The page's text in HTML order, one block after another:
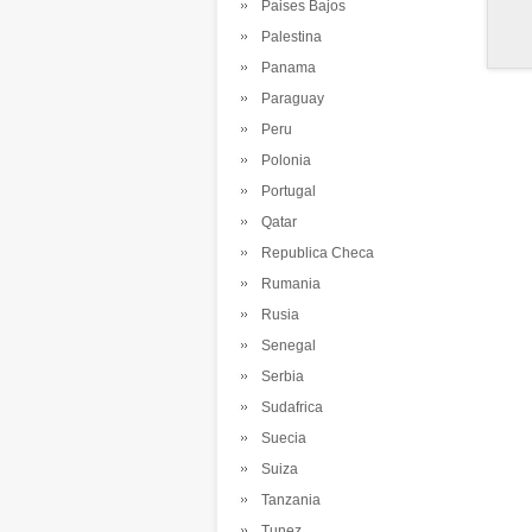
Paises Bajos
Palestina
Panama
Paraguay
Peru
Polonia
Portugal
Qatar
Republica Checa
Rumania
Rusia
Senegal
Serbia
Sudafrica
Suecia
Suiza
Tanzania